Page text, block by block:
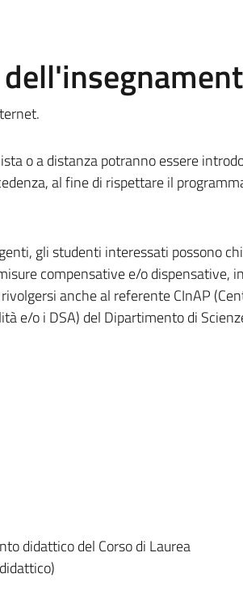
o a distanza potranno essere
al fine di rispettare il
gli studenti interessati possono
compensative e/o dispensative,
anche al referente CInAP
e/o i DSA) del Dipartimento di
didattico del Corso di Laurea